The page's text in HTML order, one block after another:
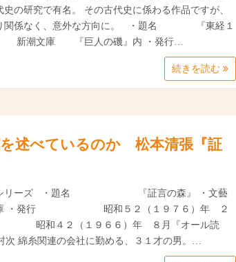
の研究で有名。 その古代史に係わる作品ですが、
り関係なく、意外な方向に。 ・題名 『東経１
新潮文庫 『巨人の磯』内 ・発行…
続きを読む
述べているのか 松本清張『証
シリーズ ・題名 『証言の森』 ・文藝
発行 昭和５２（１９７６）年 ２
和４２（１９６６）年 ８月『オール読
綿糸関連の会社に勤める、３１才の男。…